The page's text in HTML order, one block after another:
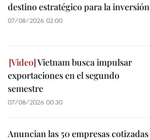
destino estratégico para la inversión
07/08/2026 02:00
Vietnam busca impulsar
exportaciones en el segundo
semestre
07/08/2026 00:30
Anuncian las 50 empresas cotizadas